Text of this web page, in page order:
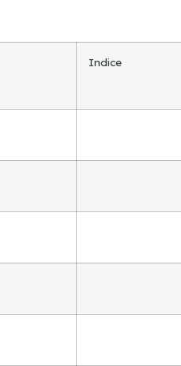
Indice